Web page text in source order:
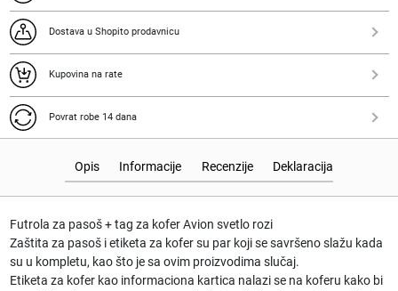
Dostava u Shopito prodavnicu
Kupovina na rate
Povrat robe 14 dana
Opis Deklaracija
Informacije Recenzije
Futrola za pasoš + tag za kofer Avion svetlo rozi
Zaštita za pasoš i etiketa za kofer su par koji se savršeno slažu kada
su u kompletu, kao što je sa ovim proizvodima slučaj.
Etiketa za kofer kao informaciona kartica nalazi se na koferu kako bi